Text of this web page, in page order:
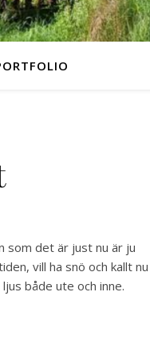
som det är just nu är ju
vill ha snö och kallt nu
både ute och inne.